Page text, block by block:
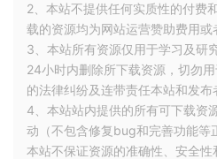
2、本站不提供任何实质性的付费
载的资源均为网站运营赞助费用或
3、本站所有资源仅用于学习及研
24小时内删除所下载资源，切勿
的法律纠纷及连带责任本站和发布
4、本站站内提供的所有可下载资
动（不包含修复bug和完善功能等
本站不保证资源的准确性、安全